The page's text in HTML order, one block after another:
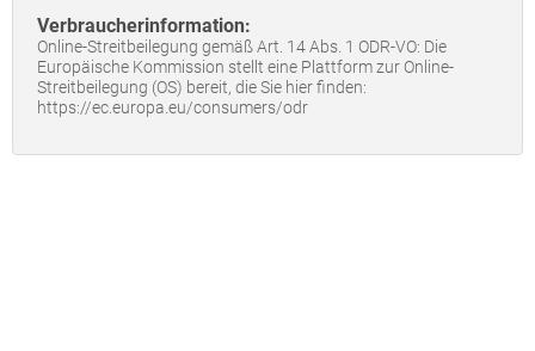
Verbraucherinformation:
Online-Streitbeilegung gemäß Art. 14 Abs. 1 ODR-VO: Die
Europäische Kommission stellt eine Plattform zur Online-
Streitbeilegung (OS) bereit, die Sie hier finden:
https://ec.europa.eu/consumers/odr